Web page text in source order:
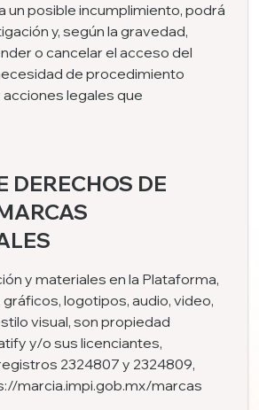
un posible incumplimiento, podrá
y, según la gravedad,
o cancelar el acceso del
de procedimiento
legales que
DERECHOS DE
y materiales en la Plataforma,
logotipos, audio, video,
visual, son propiedad
y/o sus licenciantes,
2324807 y 2324809,
marcia.impi.gob.mx/marcas